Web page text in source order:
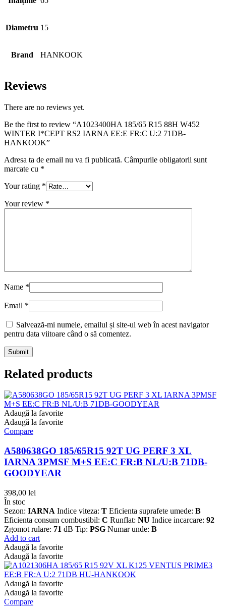
Diametru 15
Brand HANKOOK
Reviews
There are no reviews yet.
Be the first to review “A1023400HA 185/65 R15 88H W452
WINTER I*CEPT RS2 IARNA EE:E FR:C U:2 71DB-
HANKOOK”
Adresa ta de email nu va fi publicată. Câmpurile obligatorii sunt
marcate cu *
Your rating *
Your review *
Name *
Email *
Salvează-mi numele, emailul și site-ul web în acest navigator
pentru data viitoare când o să comentez.
Related products
Adaugă la favorite
Adaugă la favorite
Compare
A580638GO 185/65R15 92T UG PERF 3 XL
IARNA 3PMSF M+S EE:C FR:B NL/U:B 71DB-
GOODYEAR
398,00 lei
În stoc
Sezon: IARNA Indice viteza: T Eficienta suprafete umede: B
Eficienta consum combustibil: C Runflat: NU Indice incarcare: 92
Zgomot rulare: 71 dB Tip: PSG Numar unde: B
Add to cart
Adaugă la favorite
Adaugă la favorite
Adaugă la favorite
Adaugă la favorite
Compare